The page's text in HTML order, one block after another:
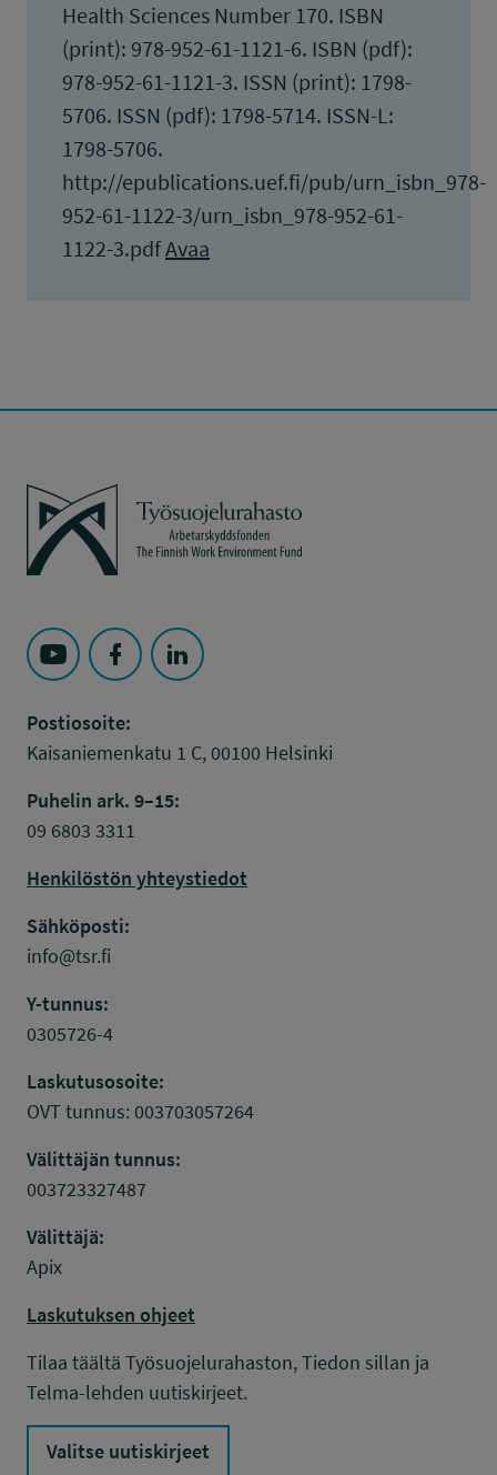
Health Sciences Number 170. ISBN
(print): 978-952-61-1121-6. ISBN (pdf):
978-952-61-1121-3. ISSN (print): 1798-
5706. ISSN (pdf): 1798-5714. ISSN-L:
1798-5706.
http://epublications.uef.fi/pub/urn_isbn_978-
952-61-1122-3/urn_isbn_978-952-61-
1122-3.pdfAvaa
Työsuojelurahasto
Seuraa Työsuojelurahasto kohteessa: YouTube
Seuraa Työsuojelurahasto kohteessa:
Seuraa Työsuojelurahasto kohteessa:
Postiosoite:
Kaisaniemenkatu 1 C, 00100 Helsinki
Puhelin ark. 9–15:
09 6803 3311
Henkilöstön yhteystiedot
Sähköposti:
info@tsr.fi
Y-tunnus:
0305726-4
Laskutusosoite:
OVT tunnus: 003703057264
Välittäjän tunnus:
003723327487
Välittäjä:
Apix
Laskutuksen ohjeet
Tilaa täältä Työsuojelurahaston, Tiedon sillan ja
Telma-lehden uutiskirjeet.
Valitse uutiskirjeet